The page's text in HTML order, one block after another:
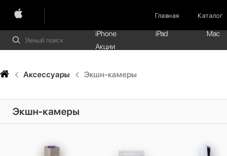
Главная Каталог
iPhone iPad Mac
Акции
Аксессуары Экшн-камеры
Экшн-камеры